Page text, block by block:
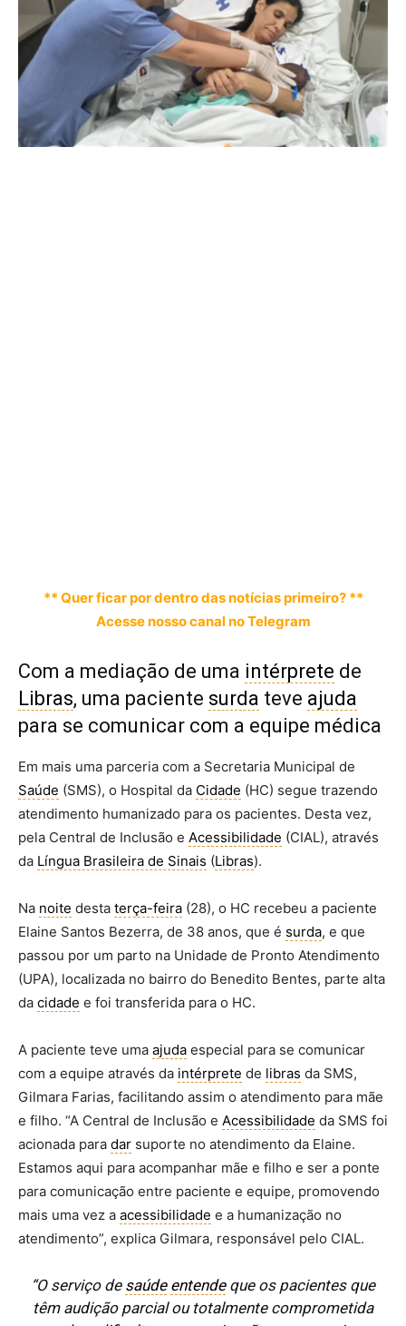
** Quer ficar por dentro das notícias primeiro? **
Acesse nosso canal no Telegram
Com a mediação de uma intérprete de
Libras, uma paciente surda teve ajuda
para se comunicar com a equipe médica
Em mais uma parceria com a Secretaria Municipal de
Saúde (SMS), o Hospital da Cidade (HC) segue trazendo
atendimento humanizado para os pacientes. Desta vez,
pela Central de Inclusão e Acessibilidade (CIAL), através
da Língua Brasileira de Sinais (Libras).
Na noite desta terça-feira (28), o HC recebeu a paciente
Elaine Santos Bezerra, de 38 anos, que é surda, e que
passou por um parto na Unidade de Pronto Atendimento
(UPA), localizada no bairro do Benedito Bentes, parte alta
da cidade e foi transferida para o HC.
A paciente teve uma ajuda especial para se comunicar
com a equipe através da intérprete de libras da SMS,
Gilmara Farias, facilitando assim o atendimento para mãe
e filho. “A Central de Inclusão e Acessibilidade da SMS foi
acionada para dar suporte no atendimento da Elaine.
Estamos aqui para acompanhar mãe e filho e ser a ponte
para comunicação entre paciente e equipe, promovendo
mais uma vez a acessibilidade e a humanização no
atendimento”, explica Gilmara, responsável pelo CIAL.
“O serviço de saúde entendeque os pacientes que
têm audição parcial ou totalmente comprometida